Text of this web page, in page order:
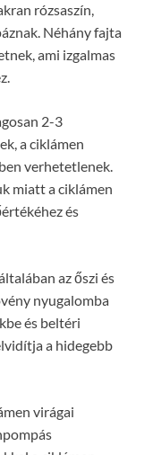
rózsaszín,
Néhány fajta
ami izgalmas
2-3
a ciklámen
verhetetlenek.
miatt a ciklámen
és
az őszi és
nyugalomba
és beltéri
a hidegebb
virágai